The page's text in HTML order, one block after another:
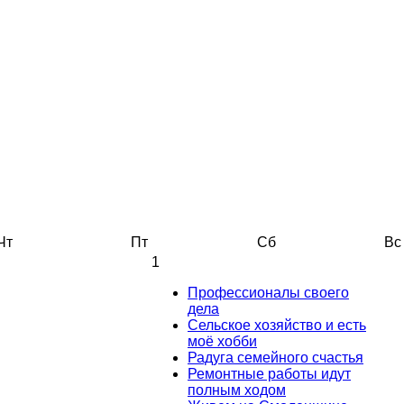
Пт Сб
Вс
1
Профессионалы своего
дела
Сельское хозяйство и есть
моё хобби
Радуга семейного счастья
Ремонтные работы идут
полным ходом